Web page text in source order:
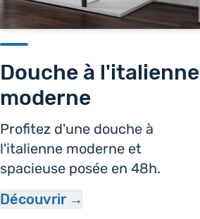
Douche à l'italienne
moderne
Profitez d'une douche à
l'italienne moderne et
spacieuse posée en 48h.
Découvrir